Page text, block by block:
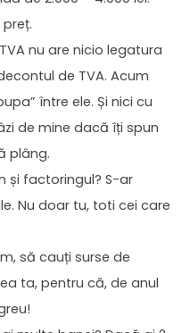
nu are nicio legatura
de TVA. Acum
între ele. Și nici cu
de mine dacă îți spun
plâng.
și factoringul? S-ar
Nu doar tu, toti cei care
să cauți surse de
ta, pentru că, de anul